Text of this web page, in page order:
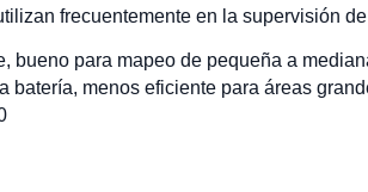
frecuentemente en la supervisión
bueno para mapeo de pequeña a
batería, menos eficiente para áreas